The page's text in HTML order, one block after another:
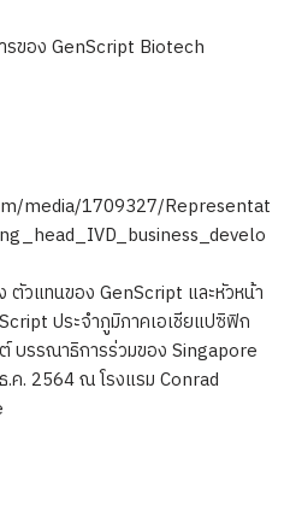
รของ GenScript Biotech
media/1709327/Representat
ตัวแทนของ GenScript และหัวหน้า
ประจำภูมิภาคเอเชียแปซิฟิก
บรรณาธิการร่วมของ Singapore
.ค. 2564 ณ โรงแรม Conrad